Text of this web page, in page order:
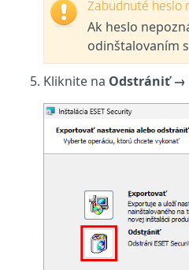
Zabudnuté heslo
Ak heslo
odinštalovaním
Kliknite na Odstrániť →